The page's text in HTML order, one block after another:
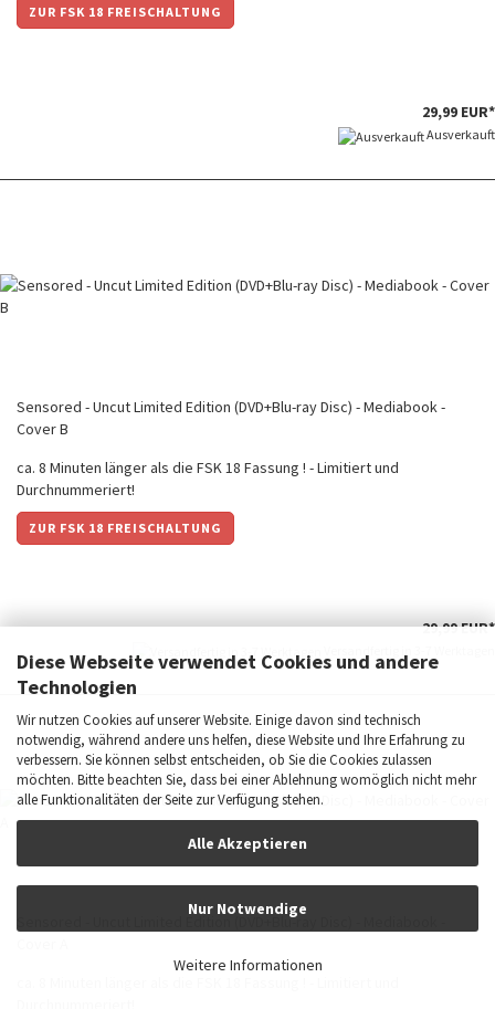
Diese Webseite verwendet Cookies und andere
Technologien
Wir nutzen Cookies auf unserer Website. Einige davon sind technisch
notwendig, während andere uns helfen, diese Website und Ihre Erfahrung zu
verbessern. Sie können selbst entscheiden, ob Sie die Cookies zulassen
möchten. Bitte beachten Sie, dass bei einer Ablehnung womöglich nicht mehr
alle Funktionalitäten der Seite zur Verfügung stehen.
Alle Akzeptieren
Nur Notwendige
Weitere Informationen
ZUR FSK 18 FREISCHALTUNG
29,99 EUR*
Ausverkauft
Sensored - Uncut Limited Edition (DVD+Blu-ray Disc) - Mediabook -
Cover B
ca. 8 Minuten länger als die FSK 18 Fassung ! - Limitiert und
Durchnummeriert!
ZUR FSK 18 FREISCHALTUNG
29,99 EUR*
Sensored - Uncut Limited Edition (DVD+Blu-ray Disc) - Mediabook -